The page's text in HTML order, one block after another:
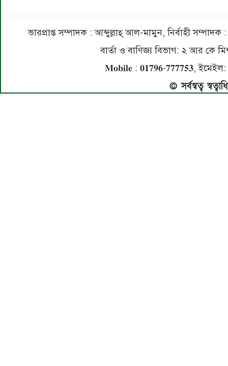
ভারপ্রাপ্ত সম্পাদক : আব্দুল্লাহ্ আল-মামুন, নির্বাহী
বার্তা ও বাণিজ্য বিভাগ: ২ আর কে
𝐌𝐨𝐛𝐢𝐥𝐞 : 𝟎𝟏𝟕𝟗𝟔-𝟕𝟕𝟕𝟕𝟓𝟑,
© সর্বস্বত্ব